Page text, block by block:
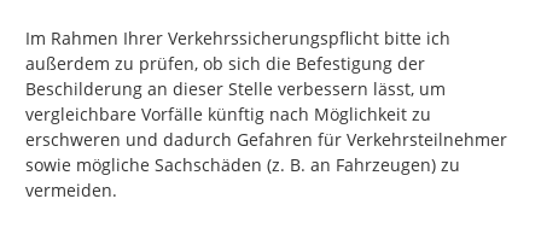
Im Rahmen Ihrer Verkehrssicherungspflicht bitte ich
außerdem zu prüfen, ob sich die Befestigung der
Beschilderung an dieser Stelle verbessern lässt, um
vergleichbare Vorfälle künftig nach Möglichkeit zu
erschweren und dadurch Gefahren für Verkehrsteilnehmer
sowie mögliche Sachschäden (z. B. an Fahrzeugen) zu
vermeiden.